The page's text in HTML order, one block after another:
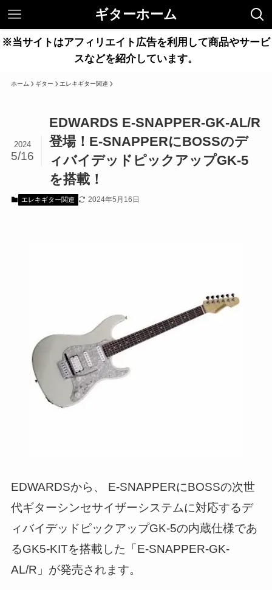
ギターホーム
※当サイトはアフィリエイト広告を利用して商品やサービ
スなどを紹介しています。
ホーム ギター エレキギター関連
EDWARDS E-SNAPPER-GK-AL/R
登場！E-SNAPPERにBOSSのデ
ィバイデッドピックアップGK-5
を搭載！
2024
5/16
エレキギター関連 2024年5月16日
EDWARDSから、 E-SNAPPERにBOSSの次世
代ギターシンセサイザーシステムに対応するデ
ィバイデッドピックアップGK-5の内蔵仕様であ
るGK5-KITを搭載した「E-SNAPPER-GK-
AL/R」が発売されます。